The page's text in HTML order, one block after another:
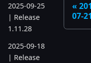
2025-09-25
| Release
1.11.28
2025-09-18
| Release
07-21